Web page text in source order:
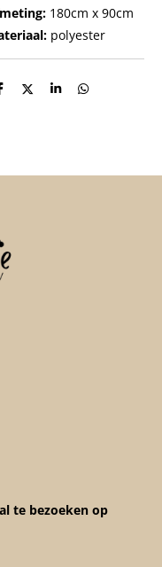
180cm x 90cm
polyester
D
S
D
te bezoeken op